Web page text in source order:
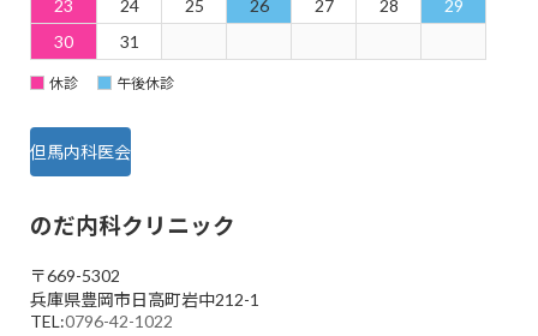
23
24 25 26 27 28
29
30
31
休診 午後休診
但馬内科医会
のだ内科クリニック
〒669-5302
兵庫県豊岡市日高町岩中212-1
TEL:0796-42-1022